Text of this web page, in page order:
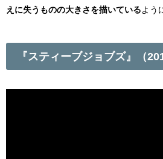
えに失うものの大きさを描いている よう
『スティーブジョブズ』（